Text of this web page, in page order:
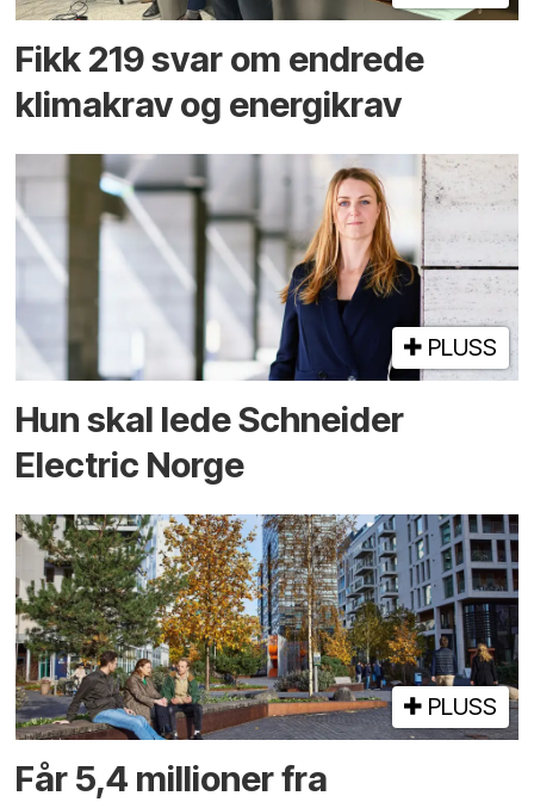
Fikk 219 svar om endrede
klimakrav og energikrav
PLUSS
Hun skal lede Schneider
Electric Norge
PLUSS
Får 5,4 millioner fra